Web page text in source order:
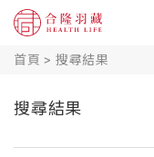
首頁 > 搜尋結果
搜尋結果